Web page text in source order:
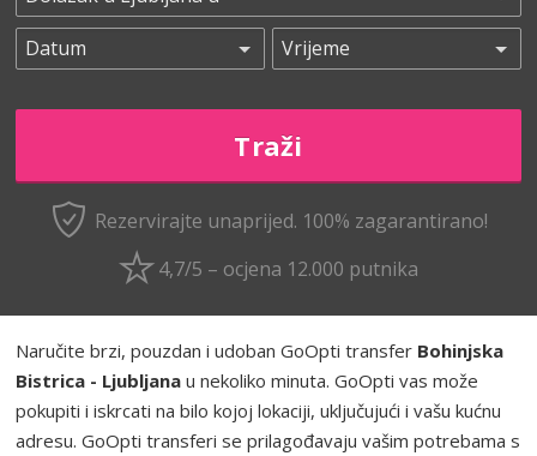
Rezervirajte unaprijed. 100% zagarantirano!
4,7/5 – ocjena 12.000 putnika
Naručite brzi, pouzdan i udoban GoOpti transfer Bohinjska
Bistrica - Ljubljana u nekoliko minuta. GoOpti vas može
pokupiti i iskrcati na bilo kojoj lokaciji, uključujući i vašu kućnu
adresu. GoOpti transferi se prilagođavaju vašim potrebama s